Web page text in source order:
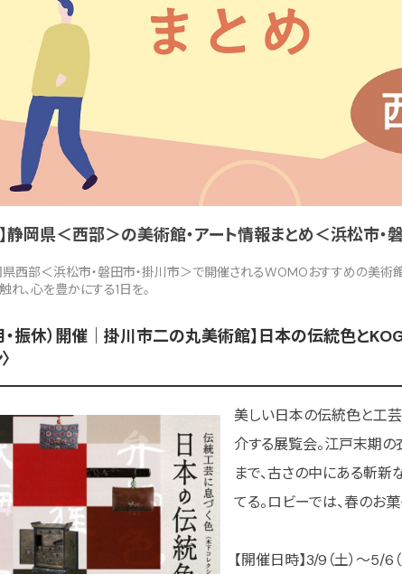
静岡県＜西部＞の美術館・アート情報まとめ＜浜松市・
西部＜浜松市・磐田市・掛川市＞で開催されるWOMOおすすめの美術館
れ、心を豊かにする1日を。
月・振休）開催｜掛川市二の丸美術館】日本の伝統色と
美しい日本の伝統色と工芸
介する展覧会。江戸末期
まで、古さの中にある斬新
てる。ロビーでは、春のお
【開催日時】3/9（土）～5/